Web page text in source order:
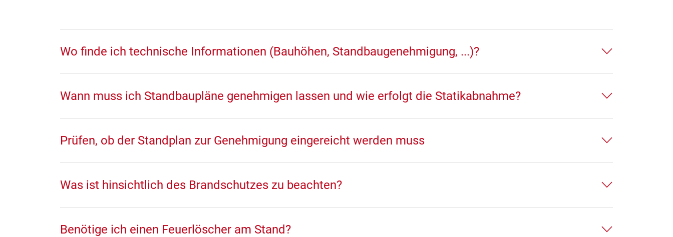
Wo finde ich technische Informationen (Bauhöhen, Standbaugenehmigung, ...)?
Wann muss ich Standbaupläne genehmigen lassen und wie erfolgt die Statikabnahme?
Prüfen, ob der Standplan zur Genehmigung eingereicht werden muss
Was ist hinsichtlich des Brandschutzes zu beachten?
Benötige ich einen Feuerlöscher am Stand?